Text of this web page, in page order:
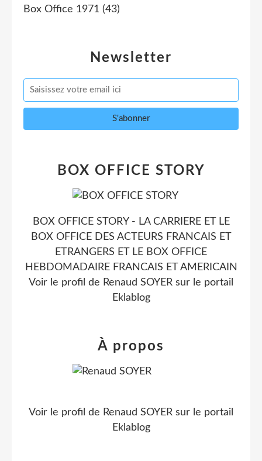
Newsletter
Box Office 1971 (43)
BOX OFFICE STORY
BOX OFFICE STORY - LA CARRIERE ET LE
BOX OFFICE DES ACTEURS FRANCAIS ET
ETRANGERS ET LE BOX OFFICE
HEBDOMADAIRE FRANCAIS ET AMERICAIN
Voir le profil de Renaud SOYER sur le portail
Eklablog
À propos
Voir le profil de Renaud SOYER sur le portail
Eklablog